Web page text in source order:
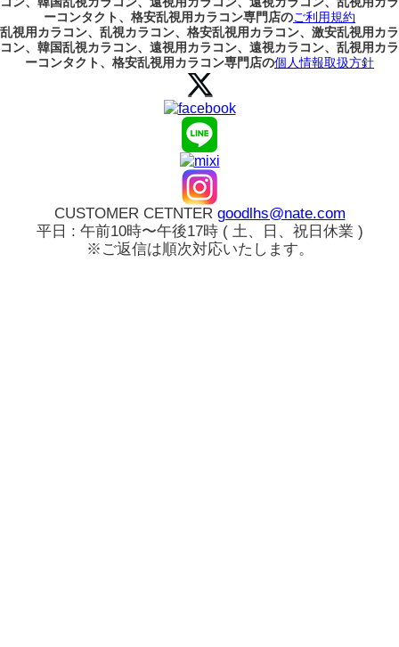
ーコンタクト、格安乱視用カラコン専門店のご利用規約
乱視用カラコン、乱視カラコン、格安乱視用カラコン、激安乱視用カラ
コン、韓国乱視カラコン、遠視用カラコン、遠視カラコン、乱視用カラ
ーコンタクト、格安乱視用カラコン専門店の個人情報取扱方針
CUSTOMER CETNTER goodlhs@nate.com
平日 : 午前10時〜午後17時 ( 土、日、祝日休業 )
※ご返信は順次対応いたします。